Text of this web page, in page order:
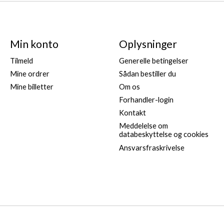
på 18 m
portgreb
9723 AZ Groningen, Holland,
Min konto
Tilmeld
Mine ordrer
Mine billetter
Oplysninger
Generelle betingelser
Sådan bestiller du
Om os
Forhandler-login
Kontakt
Meddelelse om
databeskyttelse og cookies
Ansvarsfraskrivelse